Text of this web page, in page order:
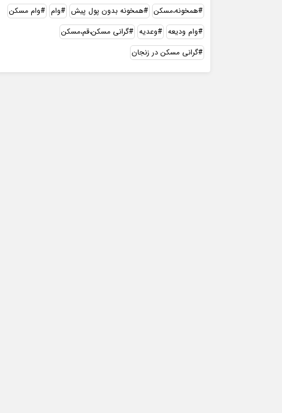
همخونه،مسکن
همخونه بدون پول پیش وام
وام مسکن
وام ودیعه
وعدیه
گرانی مسکن،قم،مسکن
گرانی مسکن در زنجان